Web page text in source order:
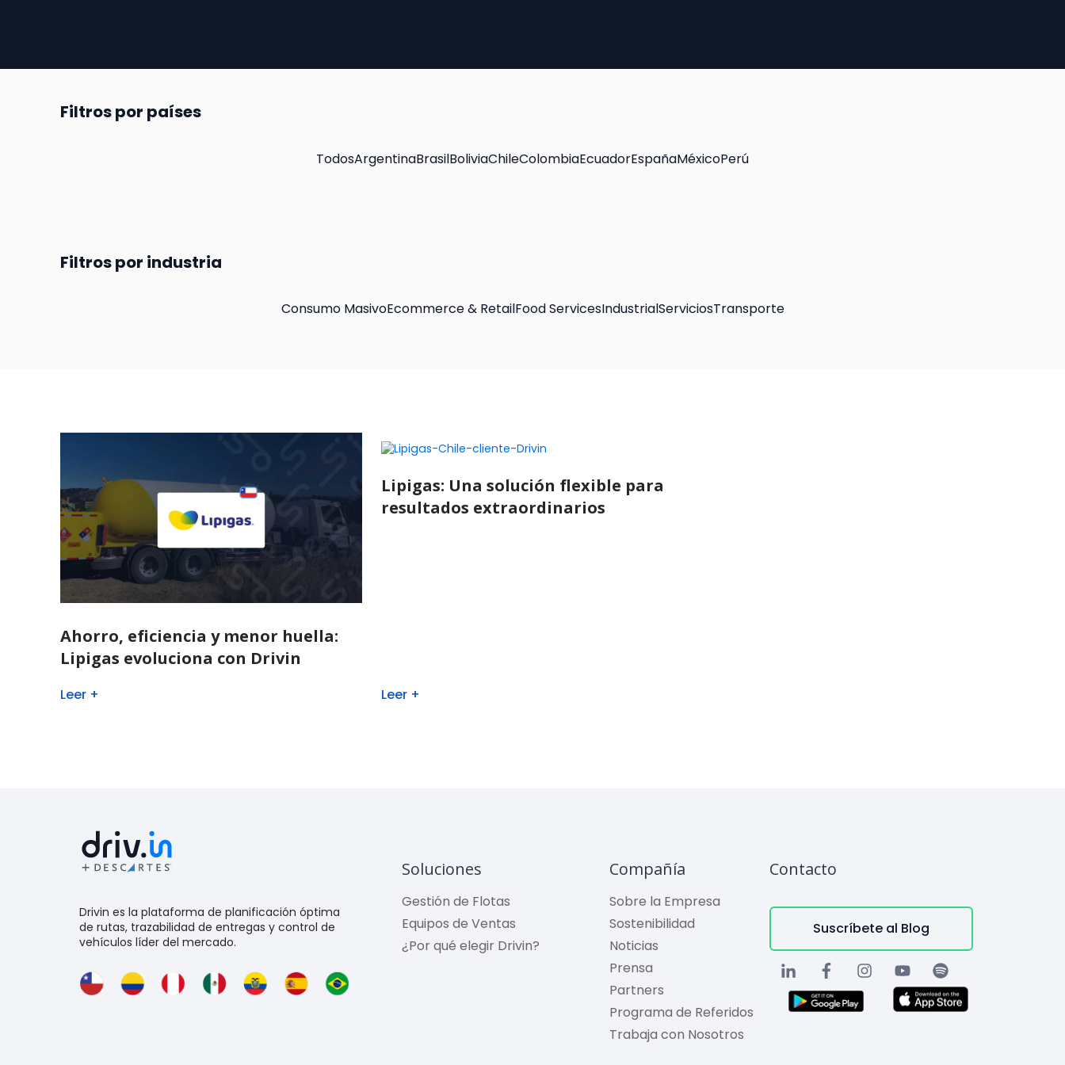
Filtros por países
TodosArgentinaBrasilBoliviaChileColombiaEcuadorEspañaMéxicoPerú
Filtros por industria
Consumo MasivoEcommerce & RetailFood ServicesIndustrialServiciosTransporte
Ahorro, eficiencia y menor huella:
Lipigas evoluciona con Drivin
Leer +
Lipigas: Una solución flexible para
resultados extraordinarios
Leer +
Drivin es la plataforma de planificación óptima
de rutas, trazabilidad de entregas y control de
vehículos líder del mercado.
Soluciones
Gestión de Flotas
Equipos de Ventas
¿Por qué elegir Drivin?
Compañía
Sobre la Empresa
Sostenibilidad
Noticias
Prensa
Partners
Programa de Referidos
Trabaja con Nosotros
Contacto
Suscríbete al Blog